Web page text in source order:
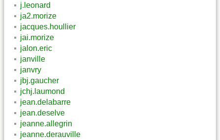
j.leonard
ja2.morize
jacques.houllier
jai.morize
jalon.eric
janville
janvry
jbj.gaucher
jchj.laumond
jean.delabarre
jean.deselve
jeanne.allegrin
jeanne.derauville